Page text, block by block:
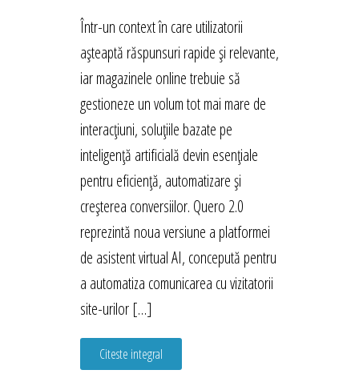
Într-un context în care utilizatorii
așteaptă răspunsuri rapide și relevante,
iar magazinele online trebuie să
gestioneze un volum tot mai mare de
interacțiuni, soluțiile bazate pe
inteligență artificială devin esențiale
pentru eficiență, automatizare și
creșterea conversiilor. Quero 2.0
reprezintă noua versiune a platformei
de asistent virtual AI, concepută pentru
a automatiza comunicarea cu vizitatorii
site-urilor […]
Citeste integral